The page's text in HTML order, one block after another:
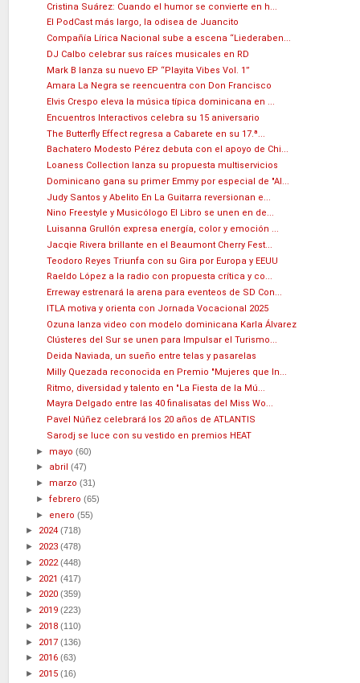
Cristina Suárez: Cuando el humor se convierte en h...
El PodCast más largo, la odisea de Juancito
Compañía Lírica Nacional sube a escena “Liederaben...
DJ Calbo celebrar sus raíces musicales en RD
Mark B lanza su nuevo EP “Playita Vibes Vol. 1”
Amara La Negra se reencuentra con Don Francisco
Elvis Crespo eleva la música típica dominicana en ...
Encuentros Interactivos celebra su 15 aniversario
The Butterfly Effect regresa a Cabarete en su 17.ª...
Bachatero Modesto Pérez debuta con el apoyo de Chi...
Loaness Collection lanza su propuesta multiservicios
Dominicano gana su primer Emmy por especial de "Al...
Judy Santos y Abelito En La Guitarra reversionan e...
Nino Freestyle y Musicólogo El Libro se unen en de...
Luisanna Grullón expresa energía, color y emoción ...
Jacqie Rivera brillante en el Beaumont Cherry Fest...
Teodoro Reyes Triunfa con su Gira por Europa y EEUU
Raeldo López a la radio con propuesta crítica y co...
Erreway estrenará la arena para eventeos de SD Con...
ITLA motiva y orienta con Jornada Vocacional 2025
Ozuna lanza video con modelo dominicana Karla Álvarez
Clústeres del Sur se unen para Impulsar el Turismo...
Deida Naviada, un sueño entre telas y pasarelas
Milly Quezada reconocida en Premio "Mujeres que In...
Ritmo, diversidad y talento en "La Fiesta de la Mú...
Mayra Delgado entre las 40 finalisatas del Miss Wo...
Pavel Núñez celebrará los 20 años de ATLANTIS
Sarodj se luce con su vestido en premios HEAT
► mayo(60)
► abril(47)
► marzo(31)
►febrero(65)
► enero(55)
► 2024 (718)
► 2023 (478)
► 2022(448)
► 2021 (417)
► 2020 (359)
► 2019 (223)
► 2018 (110)
► 2017 (136)
► 2016 (63)
► 2015 (16)